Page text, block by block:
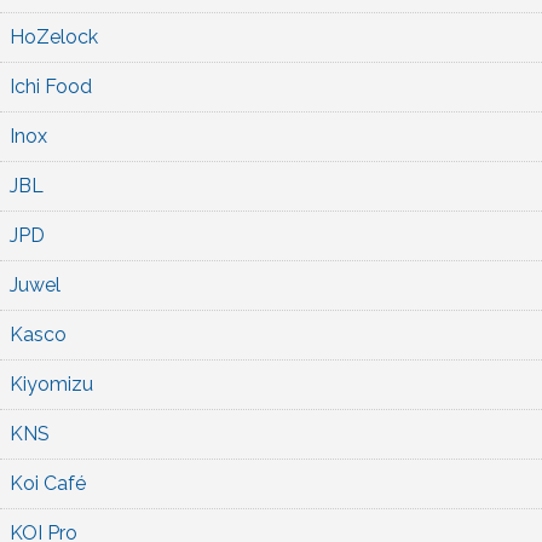
HoZelock
Ichi Food
Inox
JBL
JPD
Juwel
Kasco
Kiyomizu
KNS
Koi Café
KOI Pro